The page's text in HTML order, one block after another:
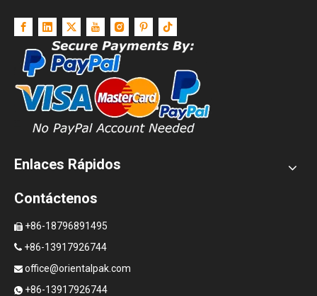
Enlaces Rápidos
Contáctenos
 +86-18796891495
 +86-13917926744
 office@orientalpak.com
 +86-13917926744